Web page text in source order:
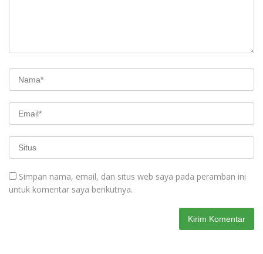
Simpan nama, email, dan situs web saya pada peramban ini
untuk komentar saya berikutnya.